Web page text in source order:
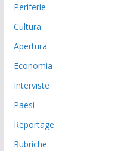
Periferie
Cultura
Apertura
Economia
Interviste
Paesi
Reportage
Rubriche